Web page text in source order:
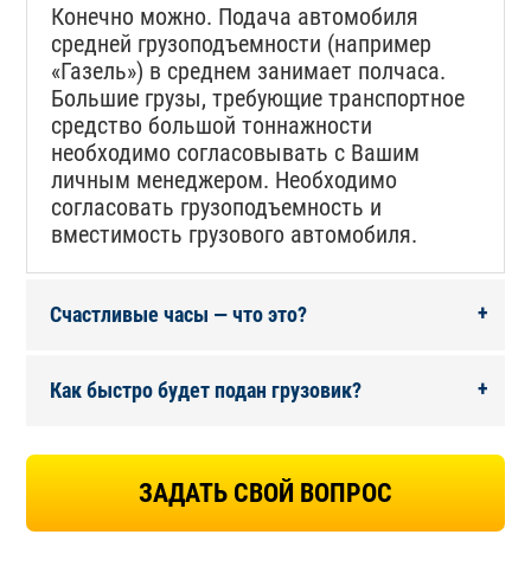
Конечно можно. Подача автомобиля
средней грузоподъемности (например
«Газель») в среднем занимает полчаса.
Большие грузы, требующие транспортное
средство большой тоннажности
необходимо согласовывать с Вашим
личным менеджером. Необходимо
согласовать грузоподъемность и
вместимость грузового автомобиля.
Счастливые часы — что это? +
Как быстро будет подан грузовик? +
ЗАДАТЬ СВОЙ ВОПРОС